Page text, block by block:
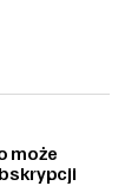
może